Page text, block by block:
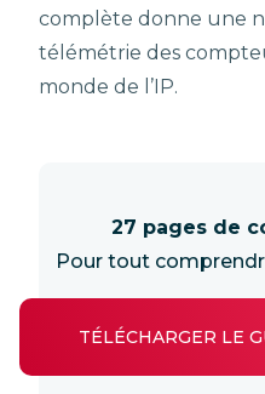
complète donne une
télémétrie des
monde de l’IP.
27 pages de
Pour tout
TÉLÉCHARGER LE